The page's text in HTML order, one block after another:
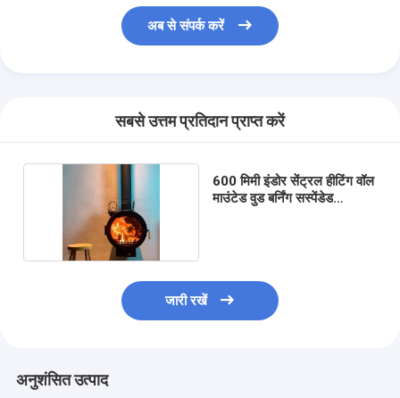
अब से संपर्क करें
सबसे उत्तम प्रतिदान प्राप्त करें
600 मिमी इंडोर सेंट्रल हीटिंग वॉल
माउंटेड वुड बर्निंग सस्पेंडेड
जारी रखें
अनुशंसित उत्पाद